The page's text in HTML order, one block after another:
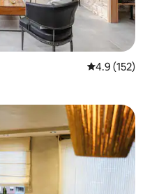
औसत रेटिंग 5 में
4.9 (152)